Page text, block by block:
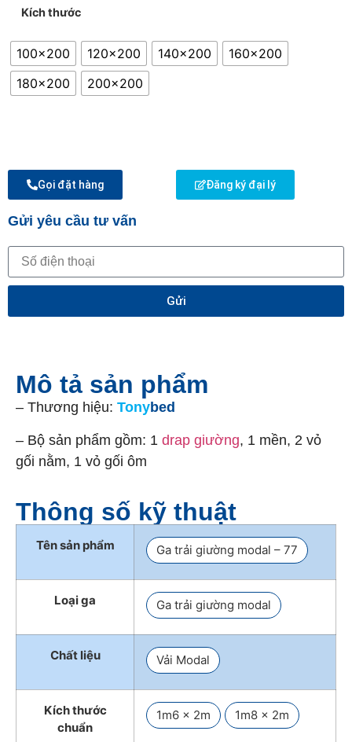
Kích thước
100x200 120x200 140x200
160x200
180x200
200x200
Gọi đặt hàng Đăng ký đại lý
Gửi yêu cầu tư vấn
Gửi
Mô tả sản phẩm
– Thương hiệu: Tonybed
– Bộ sản phẩm gồm: 1 drap giường, 1 mền, 2 vỏ
gối nằm, 1 vỏ gối ôm
Thông số kỹ thuật
Tên sản phẩm Ga trải giường modal – 77
Loại ga Ga trải giường modal
Chất liệu Vải Modal
Kích thước
chuẩn
1m6 x 2m 1m8 x 2m